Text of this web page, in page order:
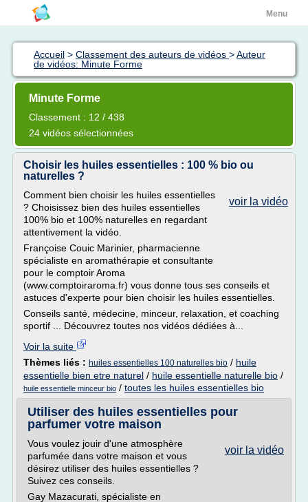
Menu
Accueil > Classement des auteurs de vidéos >Auteur
de vidéos: Minute Forme
Minute Forme
Classement : 12 / 438
24 vidéos sélectionnées
Choisir les huiles essentielles : 100 % bio ou
naturelles ?
voir la vidéo
Comment bien choisir les huiles essentielles
? Choisissez bien des huiles essentielles
100% bio et 100% naturelles en regardant
attentivement la vidéo.
Françoise Couic Marinier, pharmacienne
spécialiste en aromathérapie et consultante
pour le comptoir Aroma
(www.comptoiraroma.fr) vous donne tous ses conseils et
astuces d'experte pour bien choisir les huiles essentielles.
Conseils santé, médecine, minceur, relaxation, et coaching
sportif ... Découvrez toutes nos vidéos dédiées à...
Voir la suite
Thèmes liés : huiles essentielles 100 naturelles bio / huile
essentielle bien etre naturel / huile essentielle naturelle bio /
huile essentielle minceur bio / toutes les huiles essentielles bio
Utiliser des huiles essentielles pour
parfumer votre maison
voir la vidéo
Vous voulez jouir d'une atmosphère
parfumée dans votre maison et vous
désirez utiliser des huiles essentielles ?
Suivez ces conseils.
Gay Mazacurati, spécialiste en